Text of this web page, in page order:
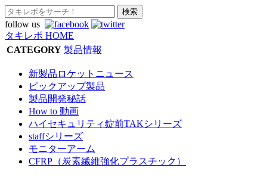
follow us
タキレポ HOME
CATEGORY 製品情報
新製品ロケットニュース
ピックアップ製品
製品開発秘話
How to 動画
ハイセキュリティ錠前TAKシリーズ
staffシリーズ
モニターアーム
CFRP（炭素繊維強化プラスチック）